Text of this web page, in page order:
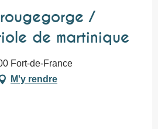
/
de martinique
Fort-de-France
M'y rendre